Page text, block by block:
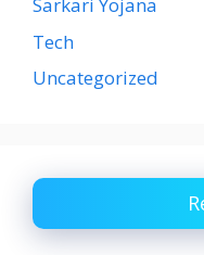
Sarkari Yojana
Tech
Uncategorized